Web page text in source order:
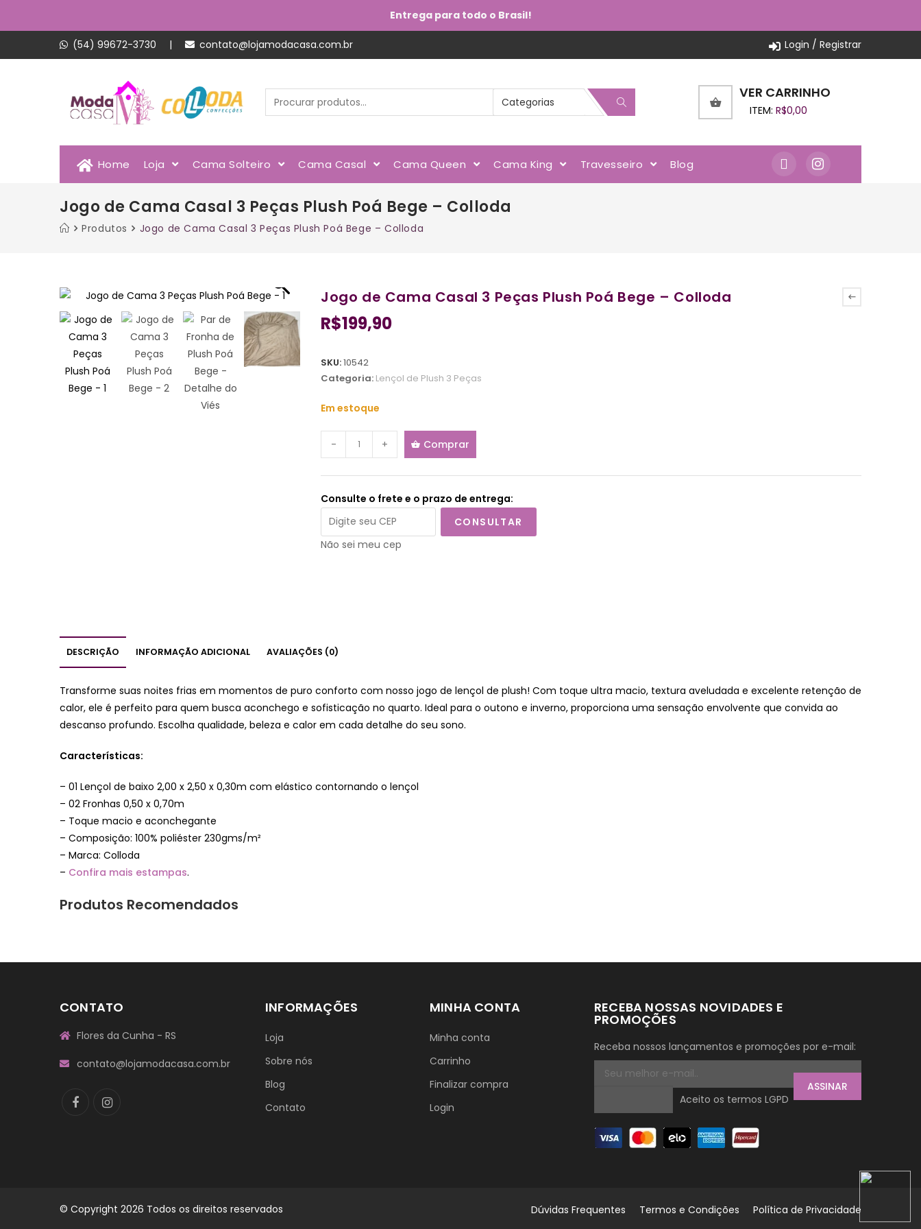
Entrega para todo o Brasil!
Login / Registrar
(54) 99672-3730 | contato@lojamodacasa.com.br
VER CARRINHO
ITEM: R$0,00
Home Loja Cama Solteiro Cama Casal Cama Queen Cama King Travesseiro Blog
Jogo de Cama Casal 3 Peças Plush Poá Bege – Colloda
Produtos Jogo de Cama Casal 3 Peças Plush Poá Bege – Colloda
Jogo de Cama Casal 3 Peças Plush Poá Bege – Colloda
R$199,90
SKU:10542
Categoria: Lençol de Plush 3 Peças
Em estoque
- + Comprar
Consulte o frete e o prazo de entrega:
CONSULTAR
Não sei meu cep
DESCRIÇÃO INFORMAÇÃO ADICIONAL AVALIAÇÕES (0)
Transforme suas noites frias em momentos de puro conforto com nosso jogo de lençol de plush! Com toque ultra macio, textura aveludada e excelente retenção de
calor, ele é perfeito para quem busca aconchego e sofisticação no quarto. Ideal para o outono e inverno, proporciona uma sensação envolvente que convida ao
descanso profundo. Escolha qualidade, beleza e calor em cada detalhe do seu sono.
Características:
– 01 Lençol de baixo 2,00 x 2,50 x 0,30m com elástico contornando o lençol
– 02 Fronhas 0,50 x 0,70m
– Toque macio e aconchegante
– Composição: 100% poliéster 230gms/m²
– Marca: Colloda
– Confira mais estampas.
Produtos Recomendados
CONTATO
Flores da Cunha - RS
contato@lojamodacasa.com.br
INFORMAÇÕES
Loja
Sobre nós
Blog
Contato
MINHA CONTA
Minha conta
Carrinho
Finalizar compra
Login
RECEBA NOSSAS NOVIDADES E
PROMOÇÕES
Receba nossos lançamentos e promoções por e-mail:
ASSINAR
Aceito os termos LGPD
Dúvidas Frequentes Termos e Condições Política de Privacidade
© Copyright 2026 Todos os direitos reservados